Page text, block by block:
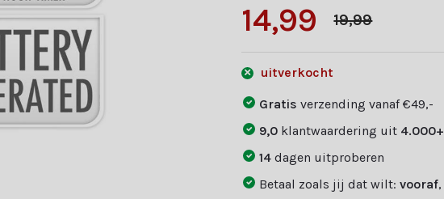
14,99 19,99
uitverkocht
Gratisverzending vanaf €49,-
9,0 klantwaardering uit 4.000+
14dagen uitproberen
Betaal zoals jij dat wilt:vooraf,